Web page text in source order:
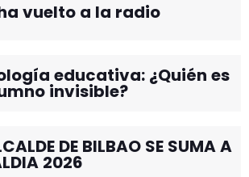
vuelto a la radio
educativa: ¿Quién es
invisible?
DE BILBAO SE SUMA A
2026